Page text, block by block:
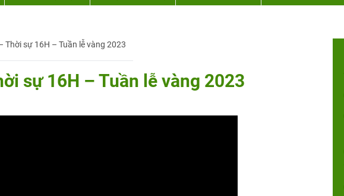
Thời sự 16H – Tuần lễ vàng 2023
sự 16H – Tuần lễ vàng 2023